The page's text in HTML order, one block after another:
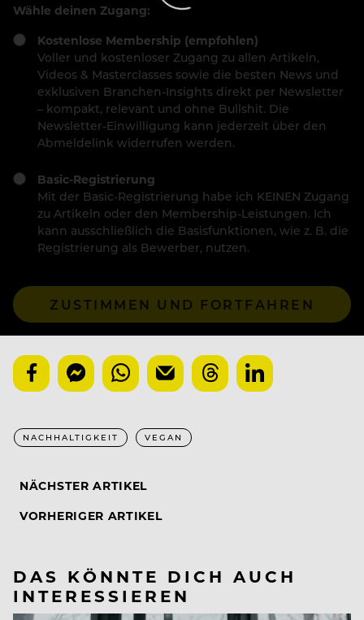
Wähle deinen Zugang:
Kostenlose Membership (empfohlen)
Voller und kostenloser Zugang zu allen Artikeln,
Videos & Masterclasses sowie die besten News und
exklusiven Branchen-Insights direkt per Newsletter
– kompakt, relevant und ohne Bullshit. Die
Newsletter-Einwilligung kann jederzeit über den
Abmeldelink widerrufen werden.
Basic-Registrierung
Mit der Basic-Registrierung habe ich KEINEN Zugang
zu Artikeln oder den Membership-Leistungen. Ich
kann ausschließlich die Basisfunktionen, wie z. B. die
Registrierung als Bewerber, nutzen.
ZUSTIMMEN UND FORTFAHREN
NACHHALTIGKEIT VEGAN
NÄCHSTER ARTIKEL
VORHERIGER ARTIKEL
DAS KÖNNTE DICH AUCH
INTERESSIEREN